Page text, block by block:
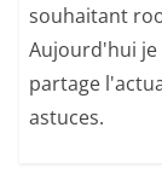
souhaitant
Aujourd'hui je
partage
astuces.